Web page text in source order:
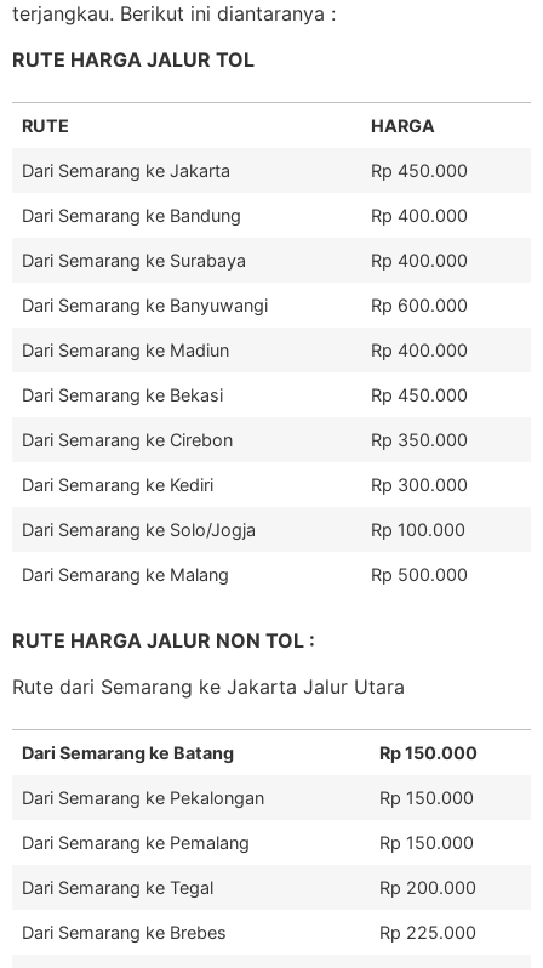
terjangkau. Berikut ini diantaranya :
RUTE HARGA JALUR TOL
RUTE HARGA
Dari Semarang ke Jakarta Rp 450.000
Dari Semarang ke Bandung Rp 400.000
Dari Semarang ke Surabaya Rp 400.000
Dari Semarang ke Banyuwangi Rp 600.000
Dari Semarang ke Madiun Rp 400.000
Dari Semarang ke Bekasi Rp 450.000
Dari Semarang ke Cirebon Rp 350.000
Dari Semarang ke Kediri Rp 300.000
Dari Semarang ke Solo/Jogja Rp 100.000
Dari Semarang ke Malang Rp 500.000
RUTE HARGA JALUR NON TOL :
Rute dari Semarang ke Jakarta Jalur Utara
Dari Semarang ke Batang Rp 150.000
Dari Semarang ke Pekalongan Rp 150.000
Dari Semarang ke Pemalang Rp 150.000
Dari Semarang ke Tegal Rp 200.000
Dari Semarang ke Brebes Rp 225.000